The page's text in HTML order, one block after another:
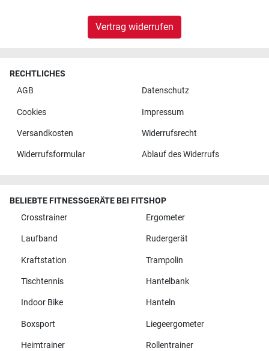
Vertrag widerrufen
RECHTLICHES
AGB
Datenschutz
Cookies Impressum
Versandkosten Widerrufsrecht
Widerrufsformular Ablauf des Widerrufs
BELIEBTE FITNESSGERÄTE BEI FITSHOP
Crosstrainer
Ergometer
Laufband Rudergerät
Kraftstation Trampolin
Tischtennis Hantelbank
Indoor Bike Hanteln
Boxsport Liegeergometer
Heimtrainer Rollentrainer